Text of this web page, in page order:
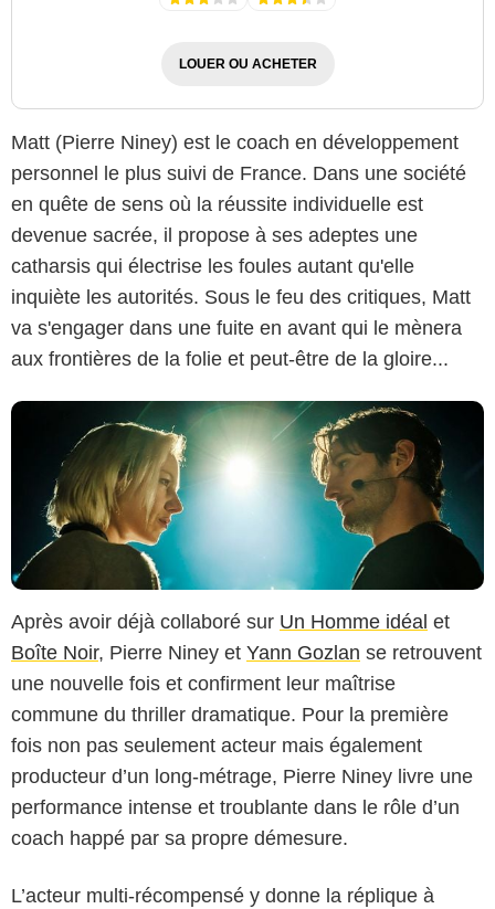
LOUER OU ACHETER
Matt (Pierre Niney) est le coach en développement
personnel le plus suivi de France. Dans une société
en quête de sens où la réussite individuelle est
devenue sacrée, il propose à ses adeptes une
catharsis qui électrise les foules autant qu'elle
inquiète les autorités. Sous le feu des critiques, Matt
va s'engager dans une fuite en avant qui le mènera
aux frontières de la folie et peut-être de la gloire...
Après avoir déjà collaboré sur Un Homme idéal et
Boîte Noir, Pierre Niney et Yann Gozlan se retrouvent
une nouvelle fois et confirment leur maîtrise
commune du thriller dramatique. Pour la première
fois non pas seulement acteur mais également
producteur d’un long-métrage, Pierre Niney livre une
performance intense et troublante dans le rôle d’un
coach happé par sa propre démesure.
L’acteur multi-récompensé y donne la réplique à